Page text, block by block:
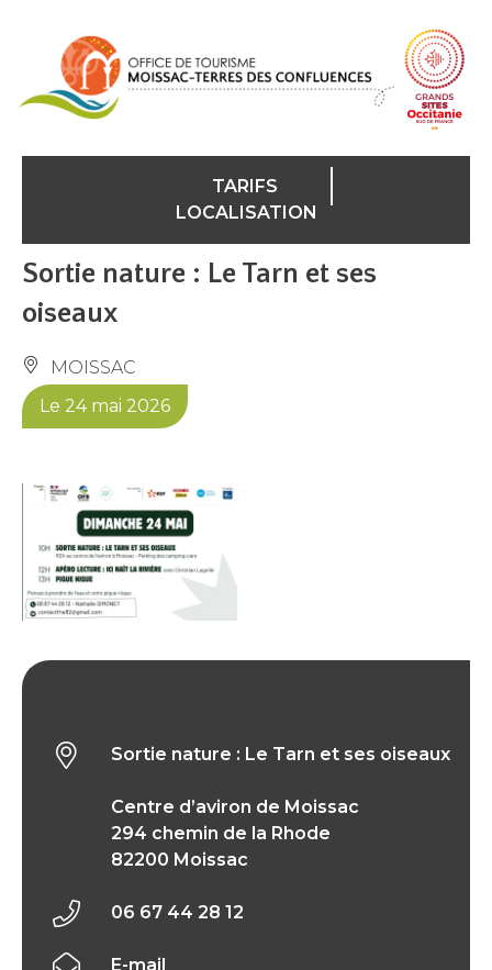
TARIFS
LOCALISATION
Sortie nature : Le Tarn et ses
oiseaux
MOISSAC
Le 24 mai 2026
Sortie nature : Le Tarn et ses oiseaux
Centre d’aviron de Moissac
294 chemin de la Rhode
82200 Moissac
06 67 44 28 12
E-mail